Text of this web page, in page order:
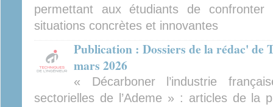
permettant aux étudiants de
situations concrètes et innovantes
Publication : Dossiers de la rédac' de
mars 2026
« Décarboner l’industrie
sectorielles de l’Ademe » : articles de la